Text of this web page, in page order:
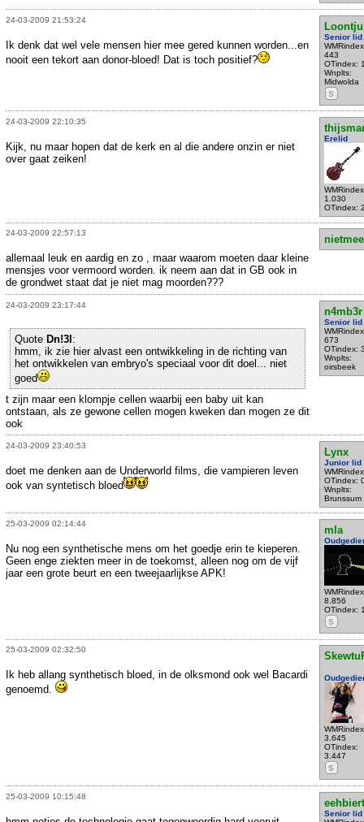
24-03-2009 21:53:24
Senior lid
443
OTindex:
Wnplts:
Midwolda
S
Ik denk dat wel vele mensen hier mee gered kunnen worden...en
nooit een tekort aan donor-bloed! Dat is toch positief?
24-03-2009 22:10:35
Erelid
1.030
OTindex:
Kijk, nu maar hopen dat de kerk en al die andere onzin er niet
over gaat zeiken!
24-03-2009 22:57:13
allemaal leuk en aardig en zo , maar waarom moeten daar kleine
mensjes voor vermoord worden. ik neem aan dat in GB ook in
de grondwet staat dat je niet mag moorden???
24-03-2009 23:17:44
n4mb3r
Senior lid
673
OTindex:
Wnplts:
oirsbeek
Quote Dn!3l:
hmm, ik zie hier alvast een ontwikkeling in de richting van
het ontwikkelen van embryo's speciaal voor dit doel... niet
goed
t zijn maar een klompje cellen waarbij een baby uit kan
ontstaan, als ze gewone cellen mogen kweken dan mogen ze dit
ook
24-03-2009 23:40:53
Lynx
Junior lid
OTindex:
Wnplts:
Brunssum
doet me denken aan de Underworld films, die vampieren leven
ook van syntetisch bloed
25-03-2009 02:14:44
mla
8.856
OTindex:
S
Nu nog een synthetische mens om het goedje erin te kieperen.
Geen enge ziekten meer in de toekomst, alleen nog om de vijf
jaar een grote beurt en een tweejaarlijkse APK!
25-03-2009 02:32:50
3.645
OTindex:
3.447
S
Ik heb allang synthetisch bloed, in de olksmond ook wel Bacardi
genoemd.
25-03-2009 10:15:48
Senior lid